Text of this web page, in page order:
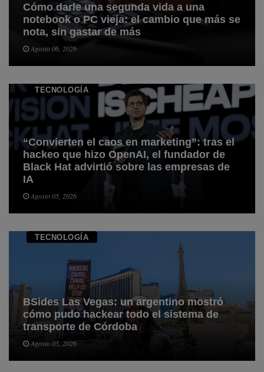
Cómo darle una segunda vida a una
notebook o PC vieja: el cambio que más se
nota, sin gastar de más
Agosto 06, 2026
TECNOLOGÍ­A
“Convierten el caos en marketing”: tras el
hackeo que hizo OpenAI, el fundador de
Black Hat advirtió sobre las empresas de
IA
Agosto 05, 2026
TECNOLOGÍ­A
BSides Las Vegas: un argentino mostró
cómo pudo hackear todo el sistema de
transporte de Córdoba
Agosto 05, 2026